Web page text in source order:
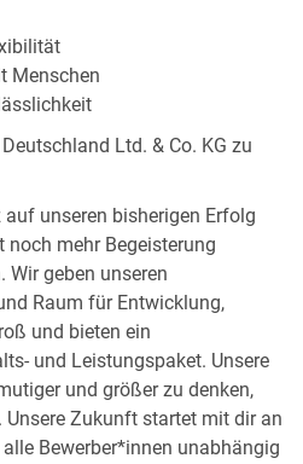
Menschen
Ltd. & Co. KG zu
unseren bisherigen Erfolg
noch mehr Begeisterung
Wir geben unseren
Raum für Entwicklung,
und bieten ein
und Leistungspaket. Unsere
und größer zu denken,
Zukunft startet mit dir an
Bewerber*innen unabhängig